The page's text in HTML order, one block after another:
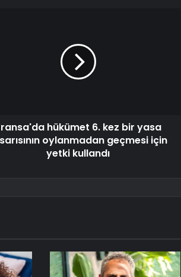
hükümet 6. kez bir yasa
oylanmadan geçmesi için
yetki kullandı